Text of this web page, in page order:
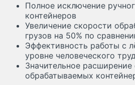
Полное исключение
контейнеров
Увеличение скорости
грузов на 50% по
Эффективность работы с
уровне человеческого
Значительное расширение
обрабатываемых